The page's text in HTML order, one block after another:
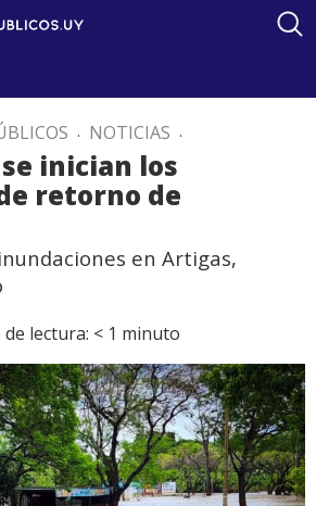
. NOTICIAS .
inician los
retorno de
en Artigas,
lectura: < 1 minuto